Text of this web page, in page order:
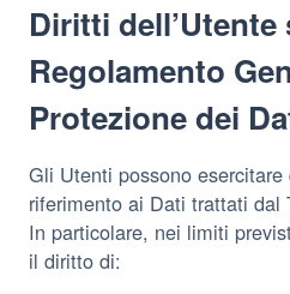
Diritti
Regolamento
Protezione dei
Gli Utenti possono
riferimento ai Dati trattati dal
In particolare, nei limiti
il diritto di: